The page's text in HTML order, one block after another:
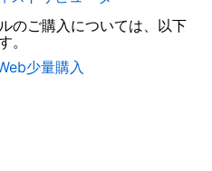
のご購入については、以下
。
少量購入